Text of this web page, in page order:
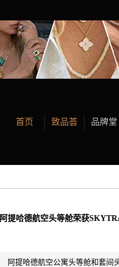
首页 致品荟 品牌堂
阿提哈德航空头等舱荣获
阿提哈德航空公寓头等舱和套间